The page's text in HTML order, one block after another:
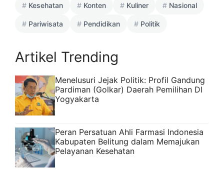
Kesehatan Konten Kuliner Nasional
Pariwisata Pendidikan Politik
Artikel Trending
Menelusuri Jejak Politik: Profil Gandung
Pardiman (Golkar) Daerah Pemilihan DI
Yogyakarta
Peran Persatuan Ahli Farmasi Indonesia
Kabupaten Belitung dalam Memajukan
Pelayanan Kesehatan